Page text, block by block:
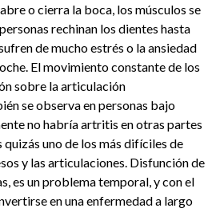
o cierra la boca, los músculos se
rechinan los dientes hasta
de mucho estrés o la ansiedad
El movimiento constante de los
sobre la articulación
se observa en personas bajo
no habría artritis en otras partes
uno de los más difíciles de
y las articulaciones. Disfunción de
es un problema temporal, y con el
en una enfermedad a largo